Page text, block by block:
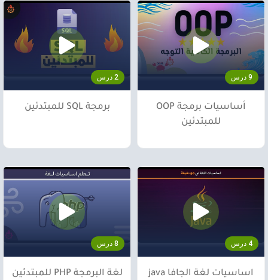
9 درس
أساسيات برمجة OOP
للمبتدئين
2 درس
برمجة SQL للمبتدئين
4 درس
اساسيات لغة الجافا java
8 درس
لغة البرمجة PHP للمبتدئين